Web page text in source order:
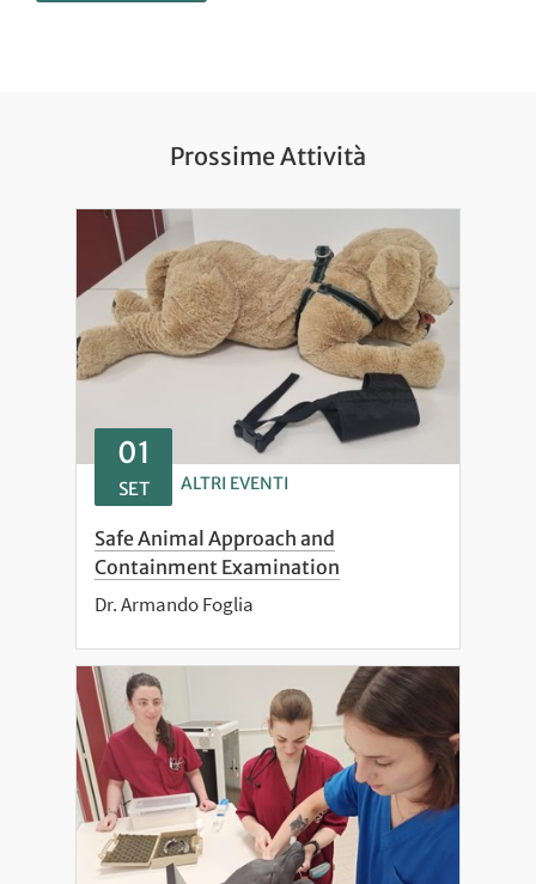
Prossime Attività
01
SET ALTRI EVENTI
Safe Animal Approach and
Containment Examination
Dr. Armando Foglia